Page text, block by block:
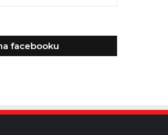
facebooku